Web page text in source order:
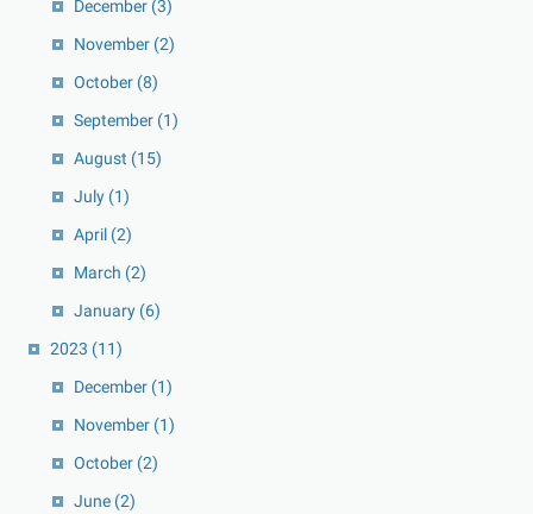
December (3)
November (2)
October (8)
September (1)
August (15)
July (1)
April (2)
March (2)
January (6)
2023 (11)
December (1)
November (1)
October (2)
June (2)